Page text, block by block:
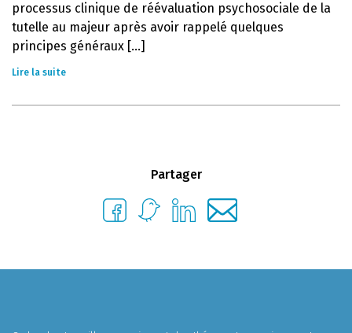
processus clinique de réévaluation psychosociale de la
tutelle au majeur après avoir rappelé quelques
principes généraux [...]
Lire la suite
Partager